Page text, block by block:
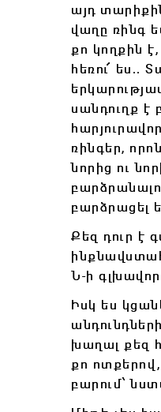
այդ
վաղը ռինգ
քո կողքին է,
հեռու՜ ես․․
սանդուղք է
ռինգեր,
նորից ու
բարձրացել
Քեզ դուր է
Ն-ի գլխավոր
Իսկ ես
խաղալ քեզ
քո
բարում՝